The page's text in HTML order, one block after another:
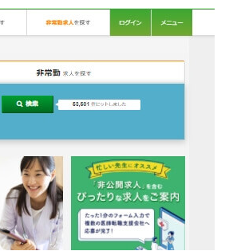
4,356件
3,413件
3,129件
2,789件
2,677件
2,138件
1,588件